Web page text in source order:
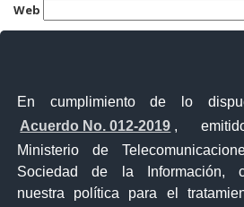
En cumplimiento de lo
Acuerdo No. 012-2019 ,
Ministerio de
Sociedad de la Información,
nuestra política para el
Web
Guarda mi nombre, correo
Ventanilla Única
Ventanilla Única de